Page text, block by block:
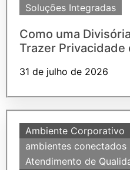
Soluções Integradas
Como uma
Trazer Privacidade
31 de julho de 2026
Ambiente Corporativo
ambientes conectados
Atendimento de